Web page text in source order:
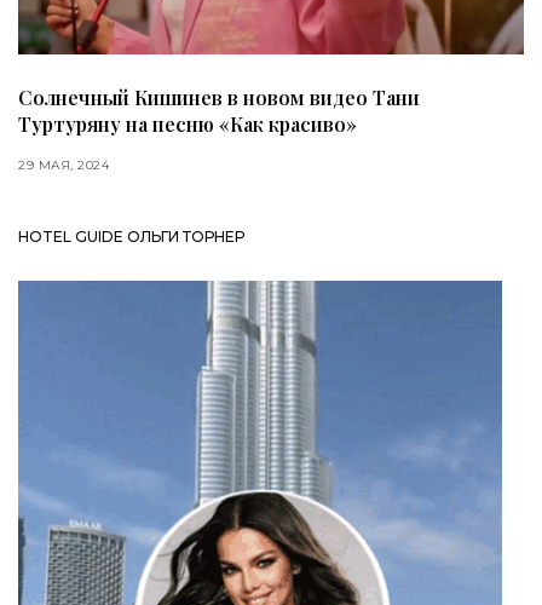
Солнечный Кишинев в новом видео Тани
Туртуряну на песню «Как красиво»
29 МАЯ, 2024
HOTEL GUIDE ОЛЬГИ ТОРНЕР